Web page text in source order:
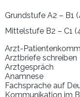
Grundstufe A2 – B1
Mittelstufe B2 – C1
Arzt-
Arztbriefe schreiben
Arztgespräch
Anamnese
Fachsprache auf
Kommunikation im